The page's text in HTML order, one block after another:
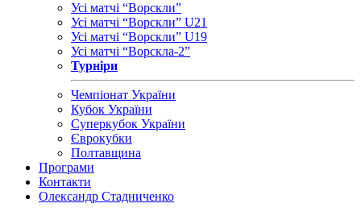
Усі матчі “Ворскли”
Усі матчі “Ворскли” U21
Усі матчі “Ворскли” U19
Усі матчі “Ворскла-2”
Турніри
Чемпіонат України
Кубок України
Суперкубок України
Єврокубки
Полтавщина
Програми
Контакти
Олександр Стадниченко